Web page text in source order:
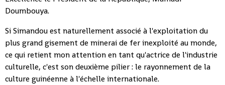
Doumbouya.
Si Simandou est naturellement associé à l'exploitation du
plus grand gisement de minerai de fer inexploité au monde,
ce qui retient mon attention en tant qu'actrice de l'industrie
culturelle, c'est son deuxième pilier : le rayonnement de la
culture guinéenne à l'échelle internationale.